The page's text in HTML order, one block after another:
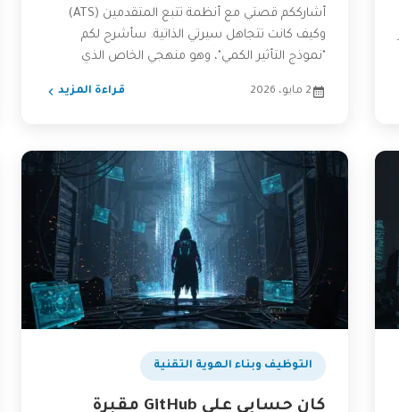
أشارككم قصتي مع أنظمة تتبع المتقدمين (ATS)
وكيف كانت تتجاهل سيرتي الذاتية. سأشرح لكم
"نموذج التأثير الكمي"، وهو منهجي الخاص الذي
2 مايو، 2026 قراءة المزيد
التوظيف وبناء الهوية التقنية
كان حسابي على GitHub مقبرة